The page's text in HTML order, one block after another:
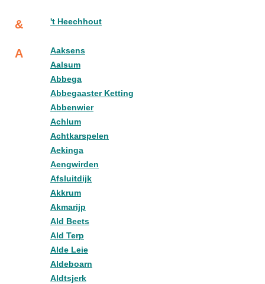
& 't Heechhout
A
Aaksens
Aalsum
Abbega
Abbegaaster Ketting
Abbenwier
Achlum
Achtkarspelen
Aekinga
Aengwirden
Afsluitdijk
Akkrum
Akmarijp
Ald Beets
Ald Terp
Alde Leie
Aldeboarn
Aldtsjerk